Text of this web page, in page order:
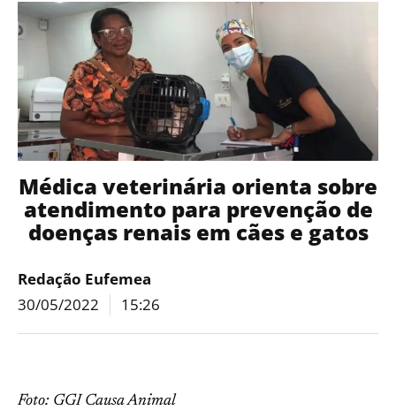
Médica veterinária orienta sobre
atendimento para prevenção de
doenças renais em cães e gatos
Redação Eufemea
30/05/2022
15:26
Foto: GGI Causa Animal